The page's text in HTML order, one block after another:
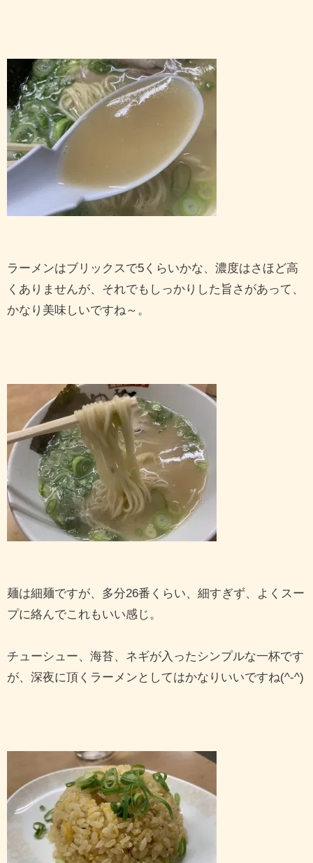
ラーメンはブリックスで5くらいかな、濃度はさほど高
くありませんが、それでもしっかりした旨さがあって、
かなり美味しいですね～。
麺は細麺ですが、多分26番くらい、細すぎず、よくスー
プに絡んでこれもいい感じ。
チューシュー、海苔、ネギが入ったシンプルな一杯です
が、深夜に頂くラーメンとしてはかなりいいですね(^-^)